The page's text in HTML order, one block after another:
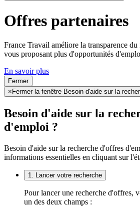
Offres partenaires
France Travail améliore la transparence
vous proposant plus d'opportunités
En savoir plus
Fermer
× Fermer la fenêtre Besoin d'aide sur la
Besoin d'aide sur la
d'emploi ?
Besoin d'aide sur la recherche d'offres
informations essentielles en cliquant sur
1. Lancer votre recherche
Pour lancer une recherche d'offres,
un des deux champs :